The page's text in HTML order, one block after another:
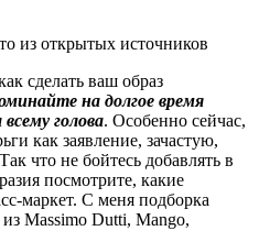
из открытых источников
сделать ваш образ
на долгое время
голова. Особенно сейчас,
как заявление, зачастую,
что не бойтесь добавлять в
посмотрите, какие
маркет. С меня подборка
Massimo Dutti, Mango,